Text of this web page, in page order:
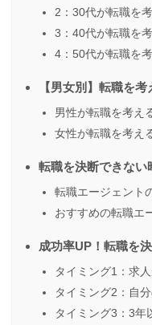
2：30代が転職を
3：40代が転職を
4：50代が転職を
【男女別】転職を
男性が転職を考え
女性が転職を考え
転職を決断できない
転職エージェント
おすすめの転職エ
成功率UP！転職を
タイミング1：求
タイミング2：自
タイミング3：3年